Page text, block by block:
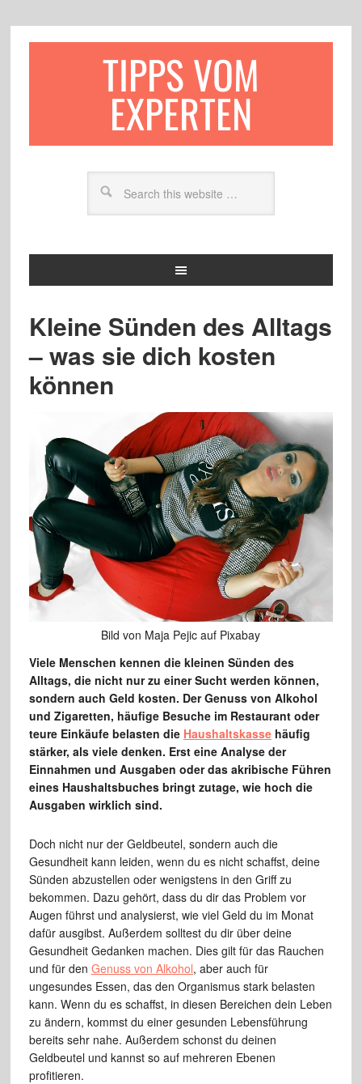
TIPPS VOM
EXPERTEN
Kleine Sünden des Alltags
– was sie dich kosten
können
Bild von Maja Pejic auf Pixabay
Viele Menschen kennen die kleinen Sünden des
Alltags, die nicht nur zu einer Sucht werden können,
sondern auch Geld kosten. Der Genuss von Alkohol
und Zigaretten, häufige Besuche im Restaurant oder
teure Einkäufe belasten die Haushaltskassehäufig
stärker, als viele denken. Erst eine Analyse der
Einnahmen und Ausgaben oder das akribische Führen
eines Haushaltsbuches bringt zutage, wie hoch die
Ausgaben wirklich sind.
Doch nicht nur der Geldbeutel, sondern auch die
Gesundheit kann leiden, wenn du es nicht schaffst, deine
Sünden abzustellen oder wenigstens in den Griff zu
bekommen. Dazu gehört, dass du dir das Problem vor
Augen führst und analysierst, wie viel Geld du im Monat
dafür ausgibst. Außerdem solltest du dir über deine
Gesundheit Gedanken machen. Dies gilt für das Rauchen
und für den Genuss von Alkohol, aber auch für
ungesundes Essen, das den Organismus stark belasten
kann. Wenn du es schaffst, in diesen Bereichen dein Leben
zu ändern, kommst du einer gesunden Lebensführung
bereits sehr nahe. Außerdem schonst du deinen
Geldbeutel und kannst so auf mehreren Ebenen
profitieren.